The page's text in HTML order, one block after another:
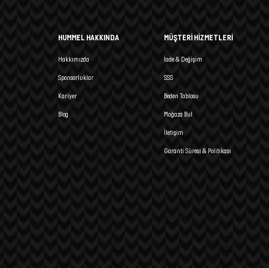
HUMMEL HAKKINDA
Hakkımızda
Sponsorluklar
Kariyer
Blog
MÜŞTERİ HİZMETLERİ
İade & Değişim
SSS
Beden Tablosu
Mağaza Bul
İletişim
Garanti Süresi & Politikası